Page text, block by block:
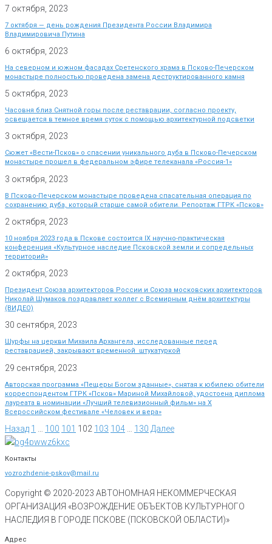
7 октября, 2023
7 октября — день рождения Президента России Владимира
Владимировича Путина
6 октября, 2023
На северном и южном фасадах Сретенского храма в Псково-Печерском
монастыре полностью проведена замена деструктированного камня
5 октября, 2023
Часовня близ Снятной горы после реставрации, согласно проекту,
освещается в темное время суток с помощью архитектурной подсветки
3 октября, 2023
Сюжет «Вести-Псков» о спасении уникального дуба в Псково-Печерском
монастыре прошел в федеральном эфире телеканала «Россия-1»
3 октября, 2023
В Псково-Печерском монастыре проведена спасательная операция по
сохранению дуба, который старше самой обители. Репортаж ГТРК «Псков»
2 октября, 2023
10 ноября 2023 года в Пскове состоится IX научно-практическая
конференция «Культурное наследие Псковской земли и сопредельных
территорий»
2 октября, 2023
Президент Союза архитекторов России и Союза московских архитекторов
Николай Шумаков поздравляет коллег с Всемирным днём архитектуры
(ВИДЕО)
30 сентября, 2023
Шурфы на церкви Михаила Архангела, исследованные перед
реставрацией, закрывают временной штукатуркой
29 сентября, 2023
Авторская программа «Пещеры Богом зданные», снятая к юбилею обители
корреспондентом ГТРК «Псков» Мариной Михайловой, удостоена диплома
лауреата в номинации «Лучший телевизионный фильм» на Х
Всероссийском фестивале «Человек и вера»
Назад 1 100 101 102 103 104 130 Далее
Контакты
vozrozhdenie-pskov@mail.ru
Copyright © 2020-2023 АВТОНОМНАЯ НЕКОММЕРЧЕСКАЯ
ОРГАНИЗАЦИЯ «ВОЗРОЖДЕНИЕ ОБЪЕКТОВ КУЛЬТУРНОГО
НАСЛЕДИЯ В ГОРОДЕ ПСКОВЕ (ПСКОВСКОЙ ОБЛАСТИ)»
Адрес